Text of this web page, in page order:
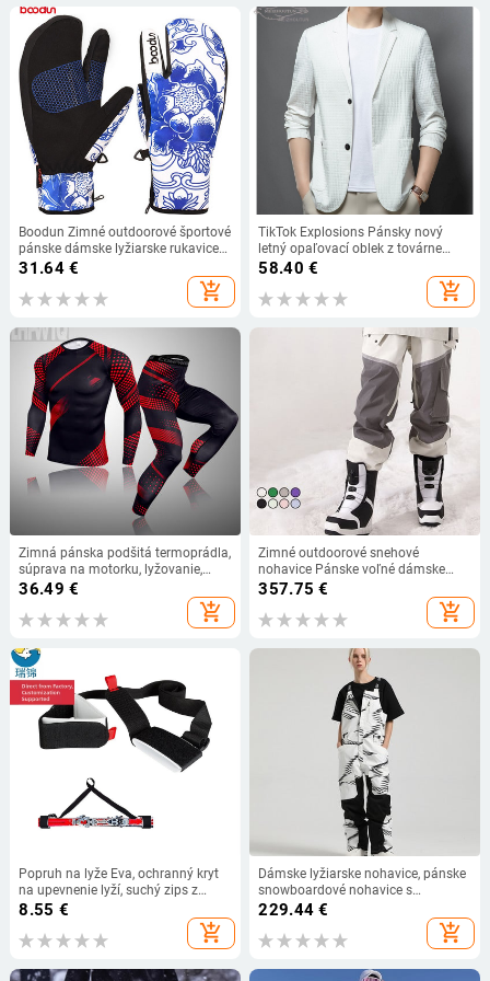
Boodun Zimné outdoorové športové
pánske dámske lyžiarske rukavice
vetruodolné nepremokavé
protišmykové snowboardové
rukavice bavlnené teplé palčiaky
31.64€
add_shopping_cart
TikTok Explosions Pánsky nový
letný opaľovací oblek z továrne
Obchod s rovnými vlasmi Pánske
vrchné oblečenie Opaľovací top
58.40 €
add_shopping_cart
Zimná pánska podšitá termoprádla,
súprava na motorku, lyžovanie,
základná vrstva, teplé bežecké
tričká a topy, spodná časť pánskeho
lyžiarskeho spodného prádla
36.49 €
add_shopping_cart
Zimné outdoorové snehové
nohavice Pánske voľné dámske
nohavice Dámske športové
vetruodolné nepremokavé overaly
Lyžovanie Snowboardové oblečenie
357.75 €
add_shopping_cart
Popruh na lyže Eva, ochranný kryt
na upevnenie lyží, suchý zips z
nylonu, potlačiteľný logom, úložný
8.55 €
add_shopping_cart
Dámske lyžiarske nohavice, pánske
snowboardové nohavice s
náprsníkom, vetruodolné,
nepremokavé, termálne, párové
zimné outdoorové športové
229.44 €
add_shopping_cart